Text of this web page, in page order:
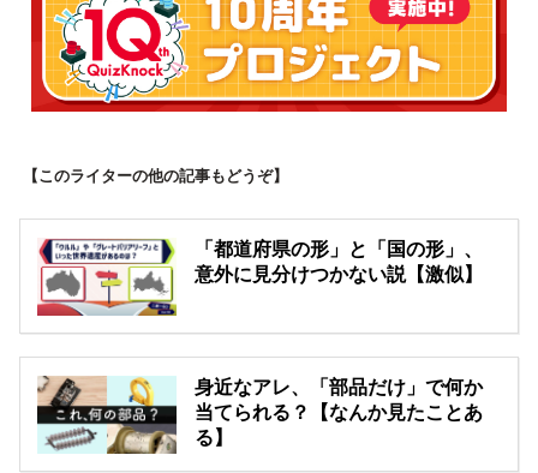
【このライターの他の記事もどうぞ】
「都道府県の形」と「国の形」、
意外に見分けつかない説【激似】
身近なアレ、「部品だけ」で何か
当てられる？【なんか見たことあ
る】